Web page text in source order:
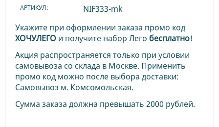
АРТИКУЛ:
NIF333-mk
Укажите при оформлении заказа промо код
ХОЧУЛЕГО и получите набор Лего бесплатно!
Акция распространяется только при условии
самовывоза со склада в Москве. Применить
промо код можно после выбора доставки:
Самовывоз м. Комсомольская.
Сумма заказа должна превышать 2000 рублей.